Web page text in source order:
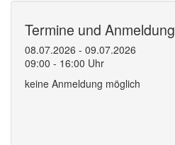
Termine und Anmeldung
08.07.2026 - 09.07.2026
09:00 - 16:00 Uhr
keine Anmeldung möglich